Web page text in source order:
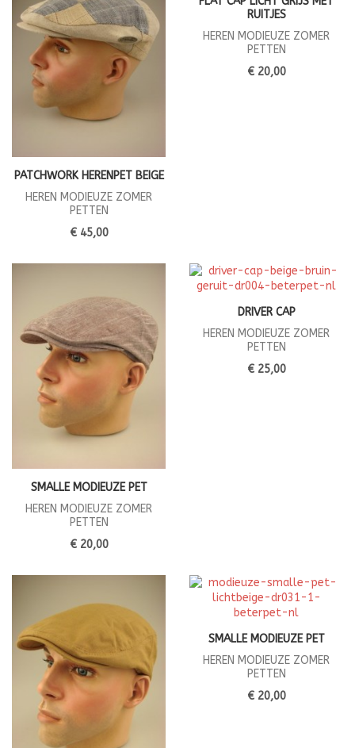
PATCHWORK HERENPET BEIGE
HEREN MODIEUZE ZOMER
PETTEN
€ 45,00
RUITJES
HEREN MODIEUZE ZOMER
PETTEN
€ 20,00
SMALLE MODIEUZE PET
HEREN MODIEUZE ZOMER
PETTEN
€ 20,00
DRIVER CAP
HEREN MODIEUZE ZOMER
PETTEN
€ 25,00
SMALLE MODIEUZE PET
HEREN MODIEUZE ZOMER
PETTEN
€ 20,00